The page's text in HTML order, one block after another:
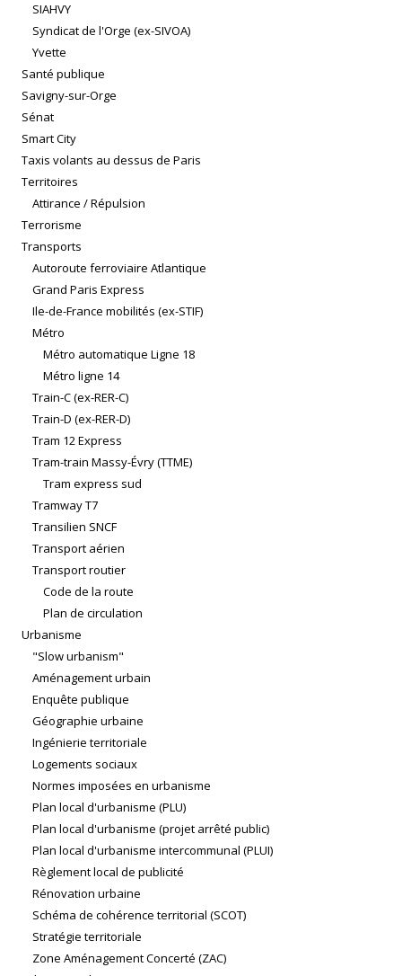
SIAHVY
Syndicat de l'Orge (ex-SIVOA)
Yvette
Santé publique
Savigny-sur-Orge
Sénat
Smart City
Taxis volants au dessus de Paris
Territoires
Attirance / Répulsion
Terrorisme
Transports
Autoroute ferroviaire Atlantique
Grand Paris Express
Ile-de-France mobilités (ex-STIF)
Métro
Métro automatique Ligne 18
Métro ligne 14
Train-C (ex-RER-C)
Train-D (ex-RER-D)
Tram 12 Express
Tram-train Massy-Évry (TTME)
Tram express sud
Tramway T7
Transilien SNCF
Transport aérien
Transport routier
Code de la route
Plan de circulation
Urbanisme
"Slow urbanism"
Aménagement urbain
Enquête publique
Géographie urbaine
Ingénierie territoriale
Logements sociaux
Normes imposées en urbanisme
Plan local d'urbanisme (PLU)
Plan local d'urbanisme (projet arrêté public)
Plan local d'urbanisme intercommunal (PLUI)
Règlement local de publicité
Rénovation urbaine
Schéma de cohérence territorial (SCOT)
Stratégie territoriale
Zone Aménagement Concerté (ZAC)